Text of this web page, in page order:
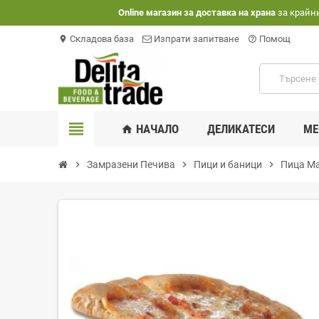
Оnline магазин за доставка на храназа
location_on Складова база Изпрати запитване help_outline Помощ
view_headline home НАЧАЛО ДЕЛИКАТЕСИ
chevron_right Замразени Печива chevron_right Пици и баници chevron_right Пица